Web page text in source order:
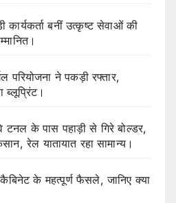
बनीं उत्कृष्ट सेवाओं की
परियोजना ने पकड़ी रफ्तार,
टनल के पास पहाड़ी से गिरे बोल्डर,
रेल यातायात रहा सामान्य।
के महत्पूर्ण फैसले, जानिए क्या